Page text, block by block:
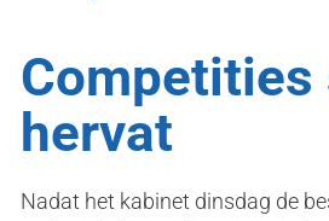
hervat
Nadat het kabinet dinsdag de